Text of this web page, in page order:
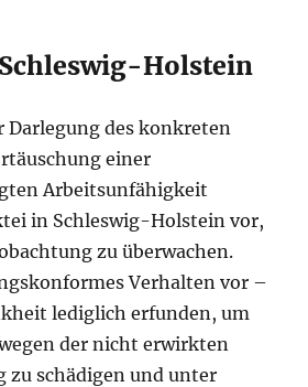
Holstein
Darlegung des konkreten
einer
Arbeitsunfähigkeit
in Schleswig-Holstein vor,
zu überwachen.
Verhalten vor –
lediglich erfunden, um
der nicht erwirkten
zu schädigen und unter